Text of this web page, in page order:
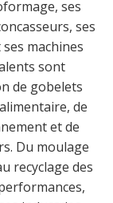
ses
ses
machines
sont
de gobelets
de
et de
Du moulage
recyclage des